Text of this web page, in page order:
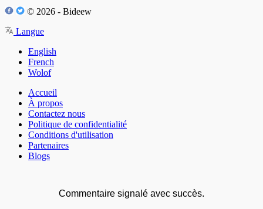
© 2026 - Bideew
Langue
English
French
Wolof
Accueil
À propos
Contactez nous
Politique de confidentialité
Conditions d'utilisation
Partenaires
Blogs
Commentaire signalé avec succès.